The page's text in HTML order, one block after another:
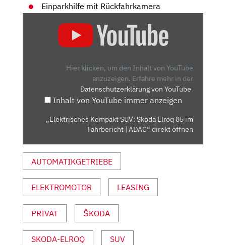
Einparkhilfe mit Rückfahrkamera
KOMPAKT
FAHRBERICHT
YOUTUBE
ANZEIGEN
Hier klicken, um den Inhalt von YouTube
anzuzeigen. Erfahre mehr in der
Datenschutzerklärung von YouTube.
Inhalt von YouTube immer anzeigen
„Elektrisches Kompakt SUV: Skoda Elroq 85 im
Fahrbericht | ADAC“ direkt öffnen
AUTOMATIKGETRIEBE
ELEKTROMOTOR LEASING
PRIVAT ŠKODA
SKODA-ELROQ SUV